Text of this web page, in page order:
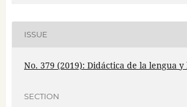
ISSUE
No. 379 (2019): Didáctica de la lengua
SECTION